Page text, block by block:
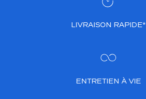
LIVRAISON RAPIDE*
ENTRETIEN À VIE